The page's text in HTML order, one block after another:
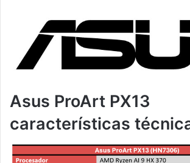
Asus ProArt PX13
características